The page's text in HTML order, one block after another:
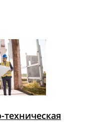
техническая